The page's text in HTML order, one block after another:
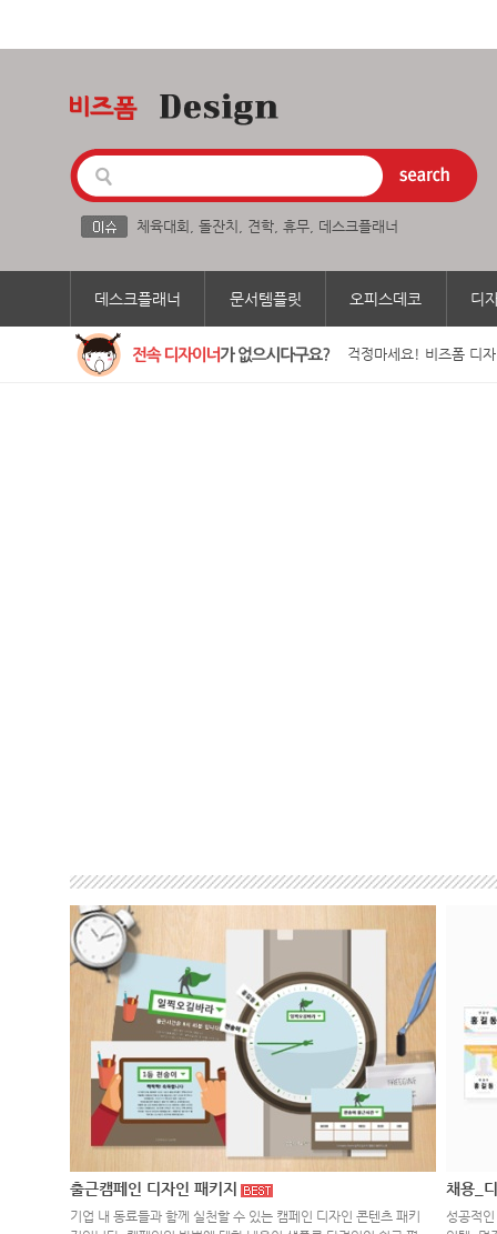
체육대회 돌잔치 견학, 휴무, 데스크플래너
데스크플래너 문서템플릿 오피스데코 디
걱정마세요! 비즈폼 디
출근캠페인 디자인 패키지
기업 내 동료들과 함께 실천할 수 있는 캠페인 디자인 콘텐츠 패키
채용_
성공적